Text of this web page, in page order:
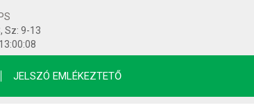
Sz: 9-13
JELSZÓ EMLÉKEZTETŐ